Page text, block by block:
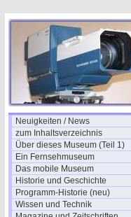
Neuigkeiten / News
zum Inhaltsverzeichnis
Über dieses Museum (Teil 1)
Ein Fernsehmuseum
Das mobile Museum
Historie und Geschichte
Programm-Historie (neu)
Wissen und Technik